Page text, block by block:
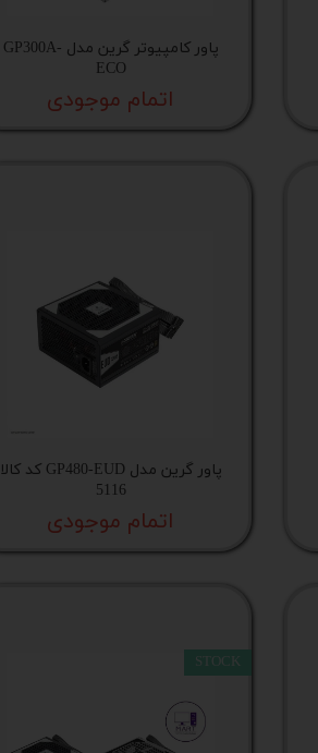
پاور کامپیوتر گرین مدل GP300A-
ECO
اتمام موجودی
پاور گرین مدل GP480-EUD کد کالا
5116
اتمام موجودی
STOCK